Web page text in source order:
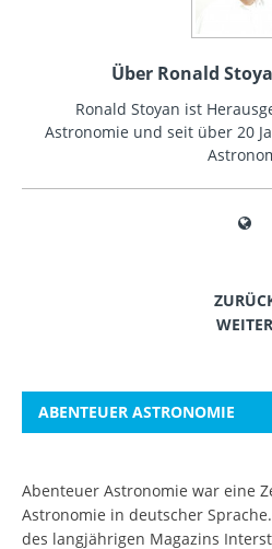
Über Ronald
Ronald Stoyan ist
Astronomie und seit über 20
WEITER
ABENTEUER ASTRONOMIE
Abenteuer Astronomie war eine
Astronomie in deutscher
des langjährigen Magazins